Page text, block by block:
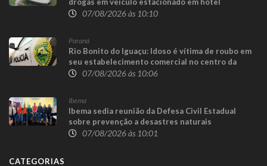
07/08/2026 às 10:10
Paraná
Rio Bonito do Iguaçu: Idoso é vítima de roubo em
seu estabelecimento comercial no centro da
cidade07/08/2026 às 10:06
Ibema
Ibema sedia reunião da Defesa Civil Estadual
sobre prevenção a desastres naturais
07/08/2026 às 10:01
CATEGORIAS